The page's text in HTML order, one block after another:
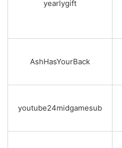
yearlygift
AshHasYourBack
youtube24midgamesub